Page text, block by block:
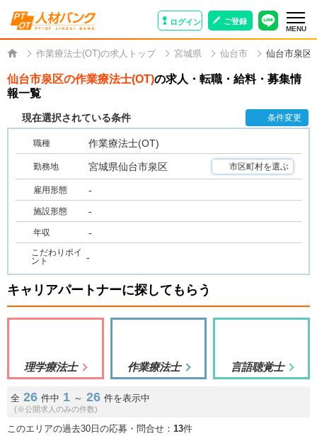
ログイン ご登録
MENU
作業療法士(OT)の求人トップ 宮城県 仙台市 仙台市泉区
仙台市泉区の作業療法士(OT)の求人・転職・給料・募集情
報一覧
現在選択されている条件 条件変更
職種 作業療法士(OT)
勤務地 宮城県仙台市泉区 市区町村を選ぶ
雇用形態 -
施設形態 -
年収 -
こだわりポイ
ント
-
キャリアパートナーに探してもらう
理学療法士 作業療法士 言語聴覚士
全 26 件中 1 ～ 26 件を表示中
(※公開求人のみの件数)
このエリアの過去30日の応募・問合せ： 13件